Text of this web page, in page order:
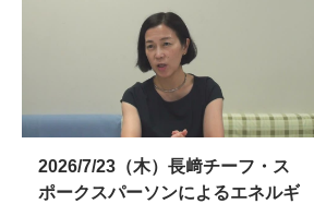
2026/7/23（木）長﨑チーフ・ス
ポークスパーソンによるエネルギ